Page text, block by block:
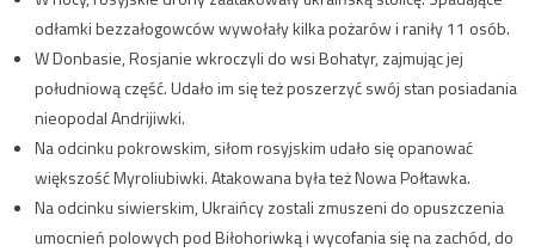
odłamki bezzałogowców wywołały kilka pożarów i raniły 11 osób.
W Donbasie, Rosjanie wkroczyli do wsi Bohatyr, zajmując jej
południową część. Udało im się też poszerzyć swój stan posiadania
nieopodal Andrijiwki.
Na odcinku pokrowskim, siłom rosyjskim udało się opanować
większość Myroliubiwki. Atakowana była też Nowa Połtawka.
Na odcinku siwierskim, Ukraińcy zostali zmuszeni do opuszczenia
umocnień polowych pod Biłohoriwką i wycofania się na zachód, do